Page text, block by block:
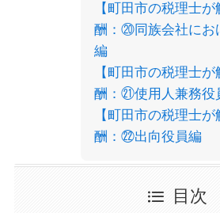
【町田市の税理士
酬：⑳同族会社にお
編
【町田市の税理士
酬：㉑使用人兼務役
【町田市の税理士
酬：㉒出向役員編
目次